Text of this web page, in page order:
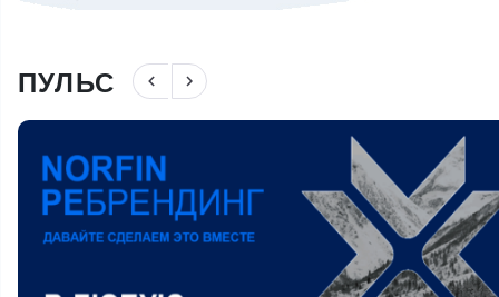
ПУЛЬС navigate_before navigate_next